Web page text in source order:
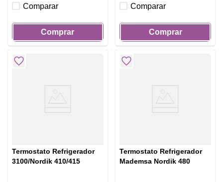
Comparar
Comprar
Comparar
Comprar
Termostato Refrigerador
3100/Nordik 410/415
Termostato Refrigerador
Mademsa Nordik 480